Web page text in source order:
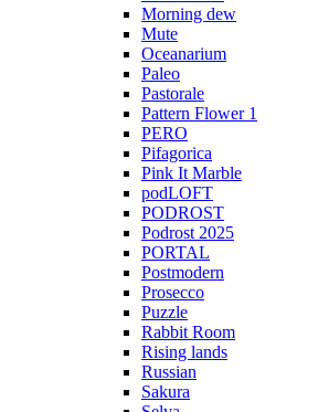
Morning dew
Mute
Oceanarium
Paleo
Pastorale
Pattern Flower 1
PERO
Pifagorica
Pink It Marble
podLOFT
PODROST
Podrost 2025
PORTAL
Postmodern
Prosecco
Puzzle
Rabbit Room
Rising lands
Russian
Sakura